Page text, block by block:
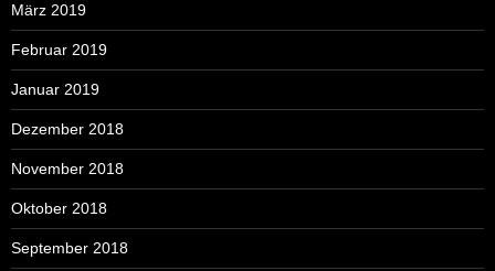
März 2019
Februar 2019
Januar 2019
Dezember 2018
November 2018
Oktober 2018
September 2018